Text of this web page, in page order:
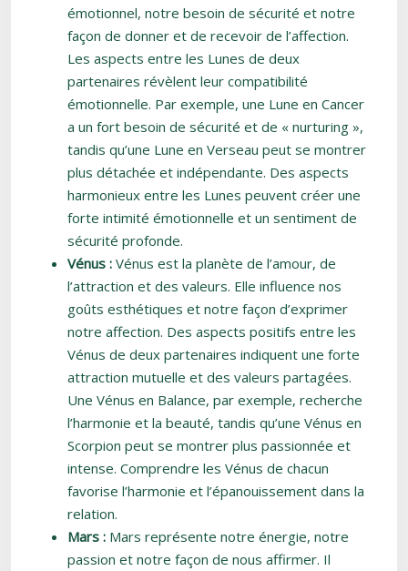
émotionnel, notre besoin de sécurité et notre
façon de donner et de recevoir de l’affection.
Les aspects entre les Lunes de deux
partenaires révèlent leur compatibilité
émotionnelle. Par exemple, une Lune en Cancer
a un fort besoin de sécurité et de « nurturing »,
tandis qu’une Lune en Verseau peut se montrer
plus détachée et indépendante. Des aspects
harmonieux entre les Lunes peuvent créer une
forte intimité émotionnelle et un sentiment de
sécurité profonde.
Vénus : Vénus est la planète de l’amour, de
l’attraction et des valeurs. Elle influence nos
goûts esthétiques et notre façon d’exprimer
notre affection. Des aspects positifs entre les
Vénus de deux partenaires indiquent une forte
attraction mutuelle et des valeurs partagées.
Une Vénus en Balance, par exemple, recherche
l’harmonie et la beauté, tandis qu’une Vénus en
Scorpion peut se montrer plus passionnée et
intense. Comprendre les Vénus de chacun
favorise l’harmonie et l’épanouissement dans la
relation.
Mars : Mars représente notre énergie, notre
passion et notre façon de nous affirmer. Il